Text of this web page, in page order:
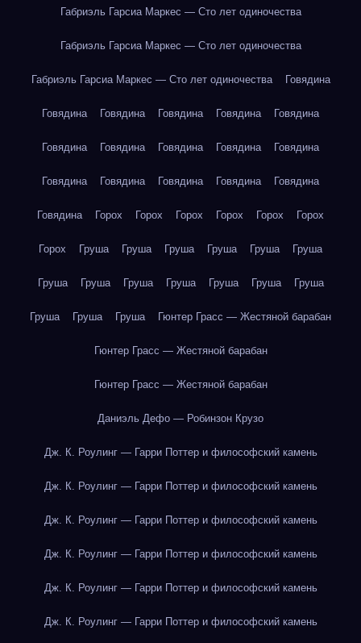
Габриэль Гарсиа Маркес — Сто лет одиночества
Габриэль Гарсиа Маркес — Сто лет одиночества
Габриэль Гарсиа Маркес — Сто лет одиночества Говядина
Говядина Говядина Говядина Говядина Говядина
Говядина Говядина Говядина Говядина Говядина
Говядина Говядина Говядина Говядина Говядина
Говядина Горох Горох Горох Горох Горох Горох
Горох Груша Груша Груша Груша Груша Груша
Груша Груша Груша Груша Груша Груша Груша
Груша Груша Груша Гюнтер Грасс — Жестяной барабан
Гюнтер Грасс — Жестяной барабан
Гюнтер Грасс — Жестяной барабан
Даниэль Дефо — Робинзон Крузо
Дж. К. Роулинг — Гарри Поттер и философский камень
Дж. К. Роулинг — Гарри Поттер и философский камень
Дж. К. Роулинг — Гарри Поттер и философский камень
Дж. К. Роулинг — Гарри Поттер и философский камень
Дж. К. Роулинг — Гарри Поттер и философский камень
Дж. К. Роулинг — Гарри Поттер и философский камень